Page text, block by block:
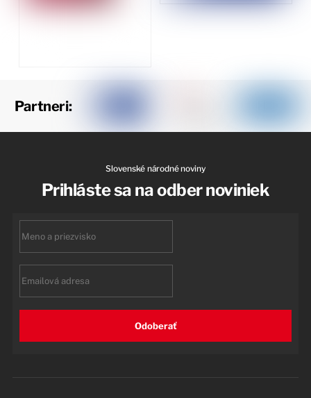
Partneri:
Slovenské národné noviny
Prihláste sa na odber noviniek
Odoberať